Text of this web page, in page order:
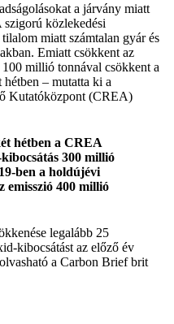
a járvány miatt
közlekedési
miatt számtalan gyár és
Emiatt csökkent az
100 millió tonnával csökkent a
– mutatta ki a
Kutatóközpont (CREA)
hétben a CREA
300 millió
ben a holdújévi
emisszió 400 millió
legalább 25
kibocsátást az előző év
a Carbon Brief brit